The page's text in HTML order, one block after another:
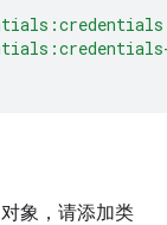
对象，请添加类